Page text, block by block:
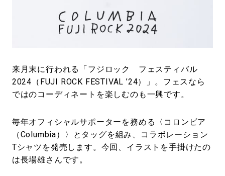
来月末に行われる「フジロック フェスティバル
2024（FUJI ROCK FESTIVAL ’24）」。フェスなら
ではのコーディネートを楽しむのも一興です。
毎年オフィシャルサポーターを務める〈コロンビア
（Columbia）〉とタッグを組み、コラボレーション
Tシャツを発売します。今回、イラストを手掛けたの
は長場雄さんです。